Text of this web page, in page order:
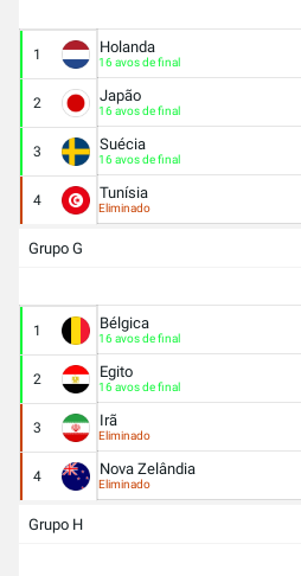
1 Holanda
16 avos de final
2 Japão
16 avos de final
3 Suécia
16 avos de final
4 Tunísia
Eliminado
Grupo G
1 Bélgica
16 avos de final
2 Egito
16 avos de final
3 Irã
Eliminado
4 Nova Zelândia
Eliminado
Grupo H